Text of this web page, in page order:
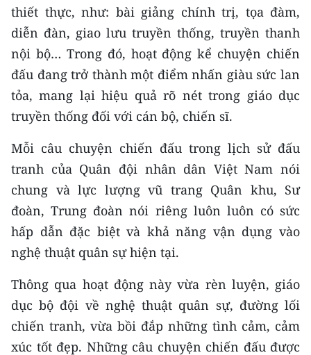
Chuyên trang Hà Nội
Chuyên trang TP. Hồ Chí Minh
CHUYÊN ĐỀ
CÁC CHUYÊN TRANG
VỀ BÁO NHÂN DÂN
THỜI NAY
NHÂN DÂN CUỐI TUẦN
NHÂN DÂN HẰNG THÁNG
MUA BÁO
ĐỌC BÁO IN
thiết thực, như: bài giảng chính trị, tọa đàm,
diễn đàn, giao lưu truyền thống, truyền thanh
nội bộ… Trong đó, hoạt động kể chuyện chiến
đấu đang trở thành một điểm nhấn giàu sức lan
tỏa, mang lại hiệu quả rõ nét trong giáo dục
truyền thống đối với cán bộ, chiến sĩ.
Mỗi câu chuyện chiến đấu trong lịch sử đấu
tranh của Quân đội nhân dân Việt Nam nói
chung và lực lượng vũ trang Quân khu, Sư
đoàn, Trung đoàn nói riêng luôn luôn có sức
hấp dẫn đặc biệt và khả năng vận dụng vào
nghệ thuật quân sự hiện tại.
Thông qua hoạt động này vừa rèn luyện, giáo
dục bộ đội về nghệ thuật quân sự, đường lối
chiến tranh, vừa bồi đắp những tình cảm, cảm
xúc tốt đẹp. Những câu chuyện chiến đấu được